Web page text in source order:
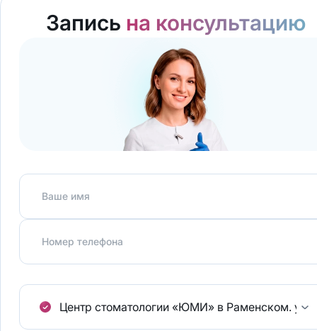
Запись на консультацию
Ваше имя
Номер телефона
Центр стоматологии «ЮМИ» в Раменском. ул.